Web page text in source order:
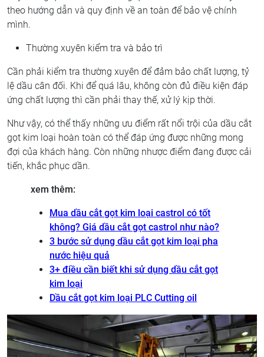
theo hướng dẫn và quy định về an toàn để bảo vệ chính
mình.
Thường xuyên kiểm tra và bảo trì
Cần phải kiểm tra thường xuyên để đảm bảo chất lượng, tỷ
lệ dầu cân đối. Khi để quá lâu, không còn đủ điều kiện đáp
ứng chất lượng thì cần phải thay thế, xử lý kịp thời.
Như vậy, có thể thấy những ưu điểm rất nổi trội của dầu cắt
gọt kim loại hoàn toàn có thể đáp ứng được những mong
đợi của khách hàng. Còn những nhược điểm đang được cải
tiến, khắc phục dần.
xem thêm:
Mua dầu cắt gọt kim loại castrol có tốt
không? Giá dầu cắt gọt castrol như nào?
3 bước sử dụng dầu cắt gọt kim loại pha
nước hiệu quả
3+ điều cần biết khi sử dụng dầu cắt gọt
kim loại
Dầu cắt gọt kim loại PLC Cutting oil